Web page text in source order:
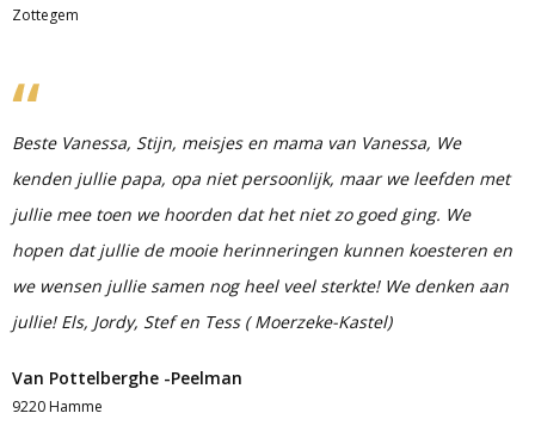
Zottegem
Beste Vanessa, Stijn, meisjes en mama van Vanessa, We
kenden jullie papa, opa niet persoonlijk, maar we leefden met
jullie mee toen we hoorden dat het niet zo goed ging. We
hopen dat jullie de mooie herinneringen kunnen koesteren en
we wensen jullie samen nog heel veel sterkte! We denken aan
jullie! Els, Jordy, Stef en Tess ( Moerzeke-Kastel)
Van Pottelberghe -Peelman
9220 Hamme